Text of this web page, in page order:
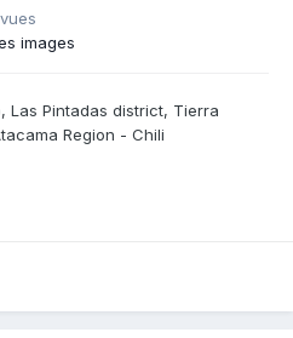
images
Las Pintadas district, Tierra
Region - Chili